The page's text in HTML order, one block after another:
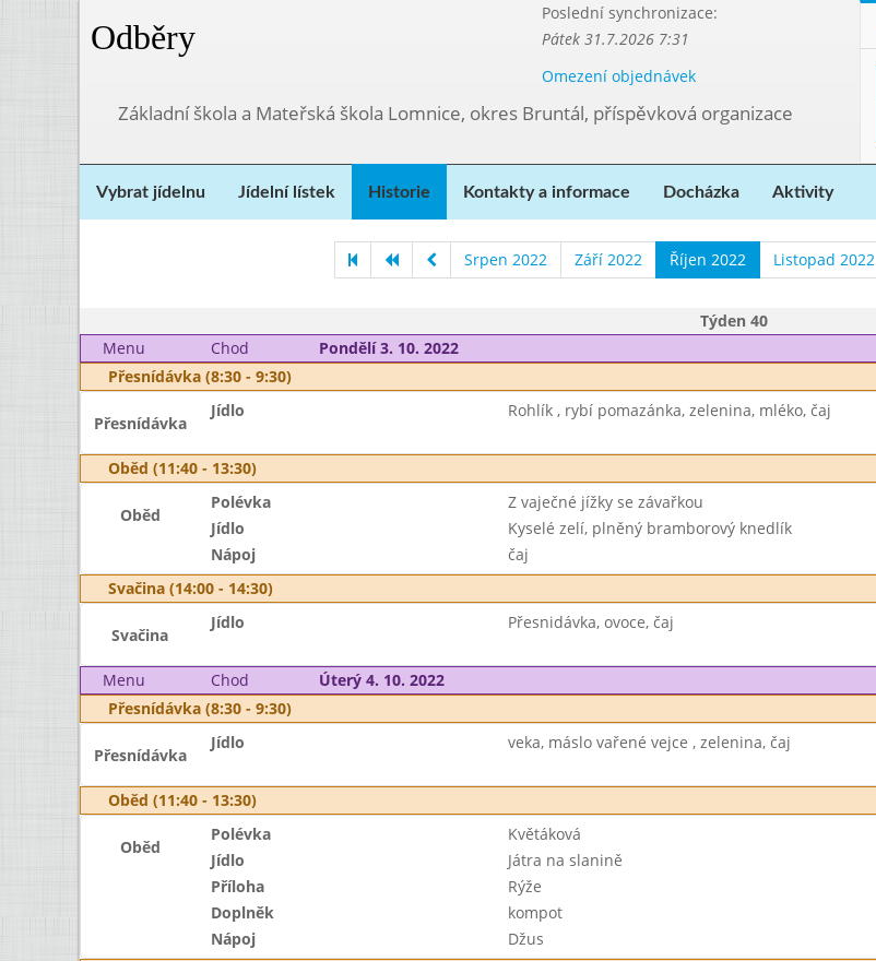
Odběry
Poslední synchronizace:
Pátek 31.7.2026 7:31
Omezení objednávek
Základní škola a Mateřská škola Lomnice, okres Bruntál, příspěvková organizace
Vybrat jídelnu Jídelní lístek Historie Kontakty a informace Docházka Aktivity
Srpen 2022 Září 2022 Říjen 2022 Listopad 2022
Týden 40
Menu
Chod Pondělí 3. 10. 2022
Přesnídávka (8:30 - 9:30)
Přesnídávka
Jídlo Rohlík , rybí pomazánka, zelenina, mléko, čaj
Oběd (11:40 - 13:30)
Oběd
Polévka Z vaječné jížky se závařkou
Jídlo
Kyselé zelí, plněný bramborový knedlík
Nápoj
čaj
Svačina (14:00 - 14:30)
Svačina
Jídlo Přesnidávka, ovoce, čaj
Menu Chod Úterý 4. 10. 2022
Přesnídávka (8:30 - 9:30)
Přesnídávka
Jídlo veka, máslo vařené vejce , zelenina, čaj
Oběd (11:40 - 13:30)
Oběd
Polévka
Květáková
Jídlo
Játra na slanině
Příloha
Rýže
Doplněk
kompot
Nápoj
Džus